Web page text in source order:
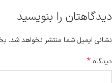
دیدگاهتان را بنویسید
نشانی ایمیل شما منتشر نخواهد شد.
دیدگاه *